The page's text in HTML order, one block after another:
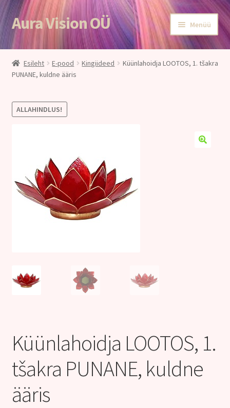
Liigu
navigeerimisele
Liigu
sisu
juurde
Aura Vision OÜ Menüü
Esileht
E-POOD
Teenused
Aura Vision ajakirjanduses
Huvitavat lugemist
Esileht E-pood Kingiideed
Küünlahoidja LOOTOS, 1. tšakra
PUNANE, kuldne ääris
ALLAHINDLUS!
Küünlahoidja LOOTOS, 1.
tšakra PUNANE, kuldne
ääris